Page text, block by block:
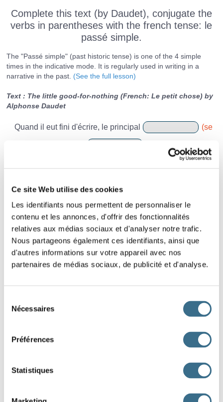
Ce site Web utilise des cookies
Les identifiants nous permettent de personnaliser le
contenu et les annonces, d'offrir des fonctionnalités
relatives aux médias sociaux et d'analyser notre trafic.
Nous partageons également ces identifiants, ainsi que
d'autres informations sur votre appareil avec nos
partenaires de médias sociaux, de publicité et d'analyse.
Nécessaires
Préférences
Statistiques
Complete this text (by Daudet), conjugate the
verbs in parentheses with the french tense: le
passé simple.
The "Passé simple" (past historic tense) is one of the 4 simple
times in the indicative mode. It is regularly used in writing in a
narrative in the past. (See the full lesson)
Text : The little good-for-nothing (French: Le petit chose) by
Alphonse Daudet
Quand il eut fini d'écrire, le principal (se
à mon aise sa petite face pâlotte et sèche, éclairée par
la lampe et (accrocher)un lorgnon à son
nez.
“ Mais c'est un enfant ! -t-il
bondissant sur son fauteuil. Que veut-on que je fasse d'un
(avoir)une
ressources... Il à peine la force de
lettre d'introduction qu'il avait pour lui. Le principal